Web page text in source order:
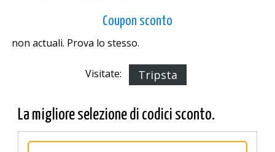
Coupon sconto
non actuali. Prova lo stesso.
Visitate: Tripsta
La migliore selezione di codici sconto.